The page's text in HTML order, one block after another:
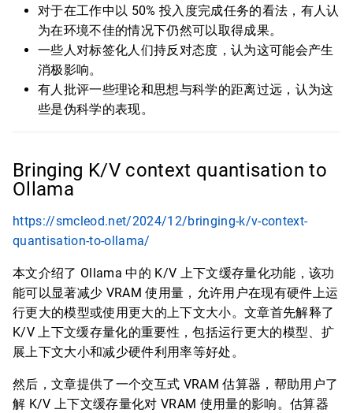
对于在工作中以 50% 投入度完成任务的看法，有人认
为在环境不佳的情况下仍然可以取得成果。
一些人对标签化人们持反对态度，认为这可能会产生
消极影响。
有人批评一些理论和思想与科学的距离过远，认为这
些是伪科学的表现。
Bringing K/V context quantisation to
Ollama
https://smcleod.net/2024/12/bringing-k/v-context-
quantisation-to-ollama/
本文介绍了 Ollama 中的 K/V 上下文缓存量化功能，该功
能可以显著减少 VRAM 使用量，允许用户在现有硬件上运
行更大的模型或使用更大的上下文大小。文章首先解释了
K/V 上下文缓存量化的重要性，包括运行更大的模型、扩
展上下文大小和减少硬件利用率等好处。
然后，文章提供了一个交互式 VRAM 估算器，帮助用户了
解 K/V 上下文缓存量化对 VRAM 使用量的影响。估算器